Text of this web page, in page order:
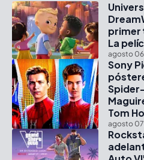
primer
La
agosto
Sony
Tom
agosto